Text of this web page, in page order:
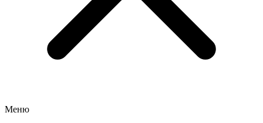
Меню